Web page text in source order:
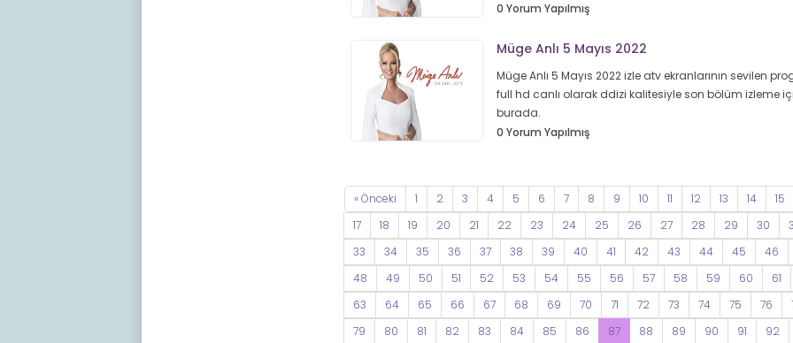
0 Yorum Yapılmış
Müge Anlı 5 Mayıs 2022
Müge Anlı 5 Mayıs 2022 izle atv ekranlarının sevilen
full hd canlı olarak ddizi kalitesiyle son bölüm izleme
burada.
0 Yorum Yapılmış
« Önceki 1 2 3 4 5 6 7 8 9 10 11 12 13 14 15
17
18 19 20 21 22 23 24 25 26 27 28 29 30
33
34 35 36 37 38 39 40 41 42 43 44 45 46
48
49 50 51 52 53 54 55 56 57 58 59 60 61
63
64 65 66 67 68 69 70 71 72 73 74 75 76
79
80 81 82 83 84 85 86 87 88 89 90 91 92